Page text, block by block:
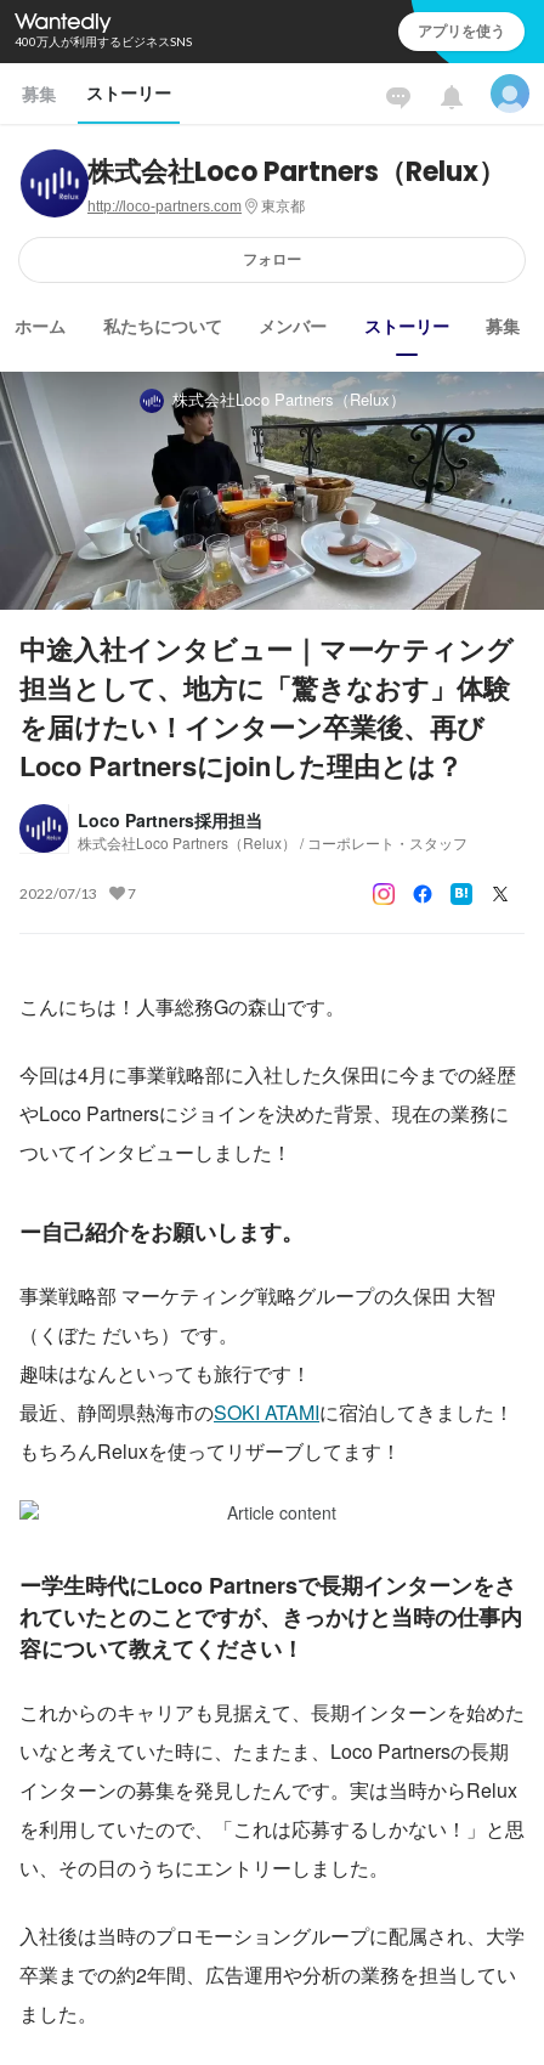
400万人が利用するビジネスSNS アプリを使う
募集 ストーリー
株式会社Loco Partners（Relux）
http://loco-partners.com 東京都
フォロー
ホーム 私たちについて メンバー ストーリー 募集
株式会社Loco Partners（Relux）
中途入社インタビュー｜マーケティング
担当として、地方に「驚きなおす」体験
を届けたい！インターン卒業後、再び
Loco Partnersにjoinした理由とは？
Loco Partners採用担当
株式会社Loco Partners（Relux） / コーポレート・スタッフ
2022/07/13 7
こんにちは！人事総務Gの森山です。
今回は4月に事業戦略部に入社した久保田に今までの経歴
やLoco Partnersにジョインを決めた背景、現在の業務に
ついてインタビューしました！
ー自己紹介をお願いします。
事業戦略部 マーケティング戦略グループの久保田 大智
（くぼた だいち）です。
趣味はなんといっても旅行です！
最近、静岡県熱海市のSOKI ATAMIに宿泊してきました！
もちろんReluxを使ってリザーブしてます！
ー学生時代にLoco Partnersで長期インターンをさ
れていたとのことですが、きっかけと当時の仕事内
容について教えてください！
これからのキャリアも見据えて、長期インターンを始めた
いなと考えていた時に、たまたま、Loco Partnersの長期
インターンの募集を発見したんです。実は当時からRelux
を利用していたので、「これは応募するしかない！」と思
い、その日のうちにエントリーしました。
入社後は当時のプロモーショングループに配属され、大学
卒業までの約2年間、広告運用や分析の業務を担当してい
ました。